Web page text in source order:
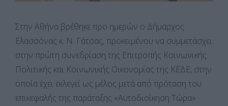
Στην Αθήνα βρέθηκε προ ημερών ο Δήμαρχος
Ελασσόνας κ. Ν. Γάτσας, προκειμένου να συμμετάσχει
στην πρώτη συνεδρίαση της Επιτροπής Κοινωνικής
Πολιτικής και Κοινωνικής Οικονομίας της ΚΕΔΕ, στην
οποία έχει εκλεγεί ως μέλος μετά από πρόταση του
επικεφαλής της παράταξης «Αυτοδιοίκηση Τώρα»